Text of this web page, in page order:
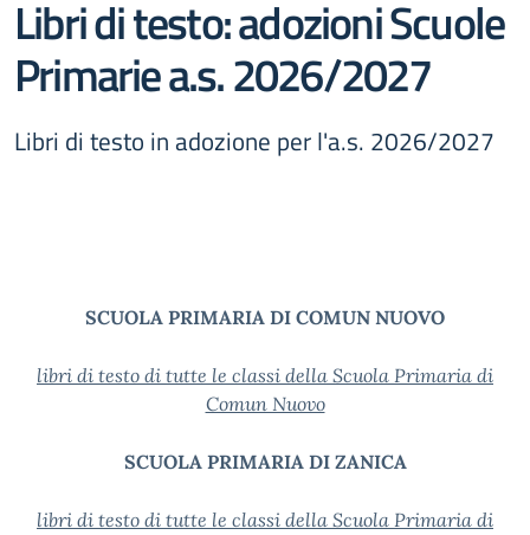
Libri di testo: adozioni Scuole
Primarie a.s. 2026/2027
Libri di testo in adozione per l'a.s. 2026/2027
SCUOLA PRIMARIA DI COMUN NUOVO
libri di testo di tutte le classi della Scuola Primaria di
Comun Nuovo
SCUOLA PRIMARIA DI ZANICA
libri di testo di tutte le classi della Scuola Primaria di